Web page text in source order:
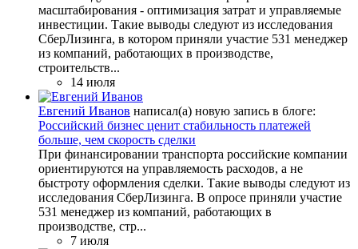
масштабирования - оптимизация затрат и управляемые
инвестиции. Такие выводы следуют из исследования
СберЛизинга, в котором приняли участие 531 менеджер
из компаний, работающих в производстве,
строительств...
14 июля
Евгений Иванов написал(а) новую запись в блоге:
Российский бизнес ценит стабильность платежей
больше, чем скорость сделки
При финансировании транспорта российские компании
ориентируются на управляемость расходов, а не
быстроту оформления сделки. Такие выводы следуют из
исследования СберЛизинга. В опросе приняли участие
531 менеджер из компаний, работающих в
производстве, стр...
7 июля